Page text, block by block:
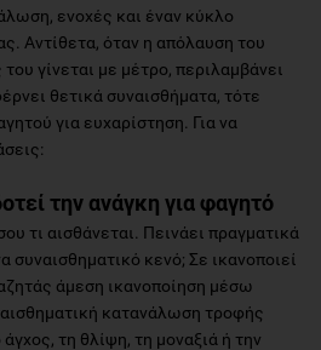
ενοχές και έναν κύκλο
Αντίθετα, όταν η απόλαυση του
γίνεται με μέτρο, περιλαμβάνει
θετικά συναισθήματα, τότε
για ευχαρίστηση. Για να
την ανάγκη για φαγητό
τι αισθάνεται. Πεινάει πραγματικά
συναισθηματικό κενό; Σε ικανοποιεί
άμεση ικανοποίηση μέσω
κατανάλωση τροφής
τη θλίψη, τη μοναξιά ή την